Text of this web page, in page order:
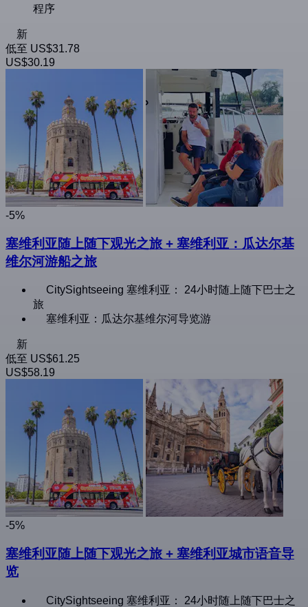
程序
新
低至 US$31.78
US$30.19
-5%
塞维利亚随上随下观光之旅 + 塞维利亚：瓜达尔基
维尔河游船之旅
CitySightseeing 塞维利亚： 24小时随上随下巴士之
旅
塞维利亚：瓜达尔基维尔河导览游
新
低至 US$61.25
US$58.19
-5%
塞维利亚随上随下观光之旅 + 塞维利亚城市语音导
览
CitySightseeing 塞维利亚： 24小时随上随下巴士之